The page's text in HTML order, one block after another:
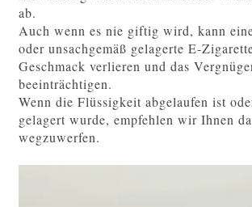
ab.
Auch wenn es nie giftig wird, kann
oder unsachgemäß gelagerte E-
Geschmack verlieren und das
beeinträchtigen.
Wenn die Flüssigkeit abgelaufen ist
gelagert wurde, empfehlen wir Ihnen
wegzuwerfen.